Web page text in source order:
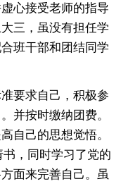
心接受老师的指导
三，虽没有担任学
班干部和团结同学
要求自己，积极参
并按时缴纳团费。
自己的思想觉悟。
，同时学习了党的
面来完善自己。虽